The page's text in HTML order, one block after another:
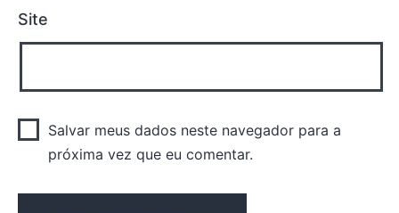
Site
Salvar meus dados neste navegador para a
próxima vez que eu comentar.